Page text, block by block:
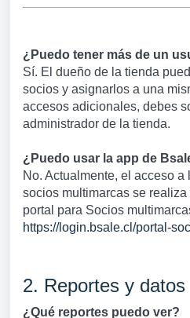
¿Puedo tener más de un
Sí. El dueño de la tienda
socios y asignarlos a una
accesos adicionales, debes
administrador de la tienda.
¿Puedo usar la app de
No. Actualmente, el acceso a
socios multimarcas se realiza
portal para Socios
https://login.bsale.cl/portal-
2. Reportes y datos
¿Qué reportes puedo ver?